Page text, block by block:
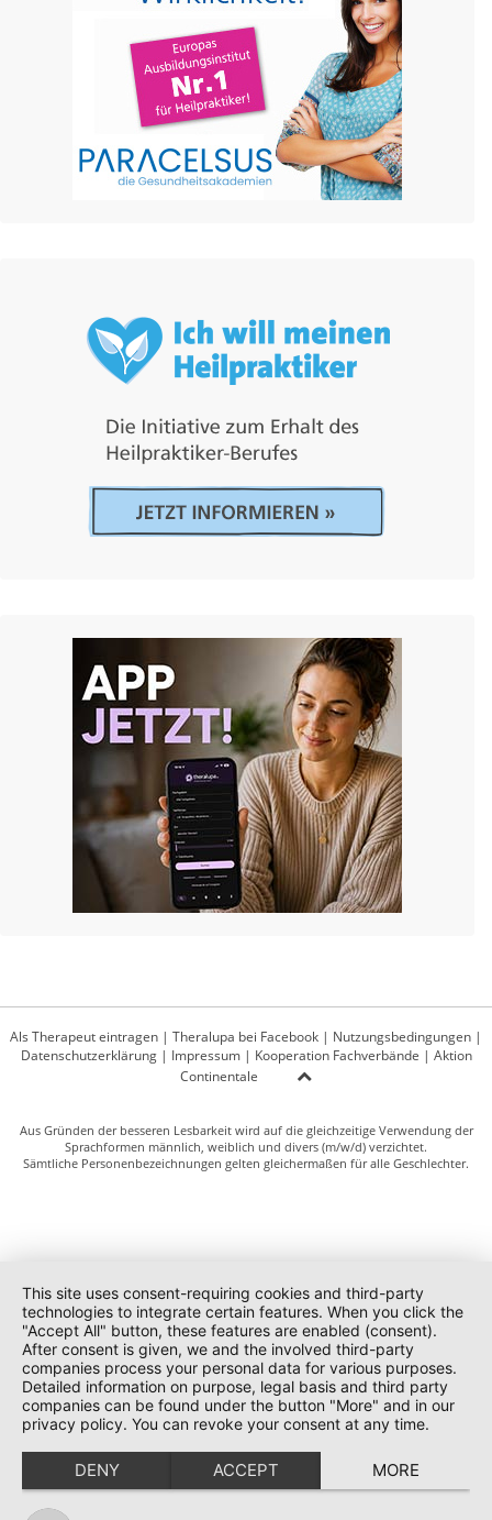
Als Therapeut eintragen | Theralupa bei Facebook | Nutzungsbedingungen |
Datenschutzerklärung| Impressum| Kooperation Fachverbände | Aktion
Continentale
Aus Gründen der besseren Lesbarkeit wird auf die gleichzeitige Verwendung der
Sprachformen männlich, weiblich und divers (m/w/d) verzichtet.
Sämtliche Personenbezeichnungen gelten gleichermaßen für alle Geschlechter.
This site uses consent-requiring cookies and third-party
technologies to integrate certain features. When you click the
"Accept All" button, these features are enabled (consent).
After consent is given, we and the involved third-party
companies process your personal data for various purposes.
Detailed information on purpose, legal basis and third party
companies can be found under the button "More" and in our
privacy policy. You can revoke your consent at any time.
DENY ACCEPT MORE